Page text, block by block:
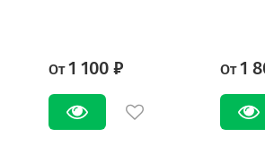
От 1 100 ₽ От 1